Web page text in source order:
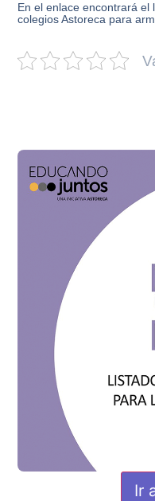
En el enlace encontrará el
colegios Astoreca para
Ir